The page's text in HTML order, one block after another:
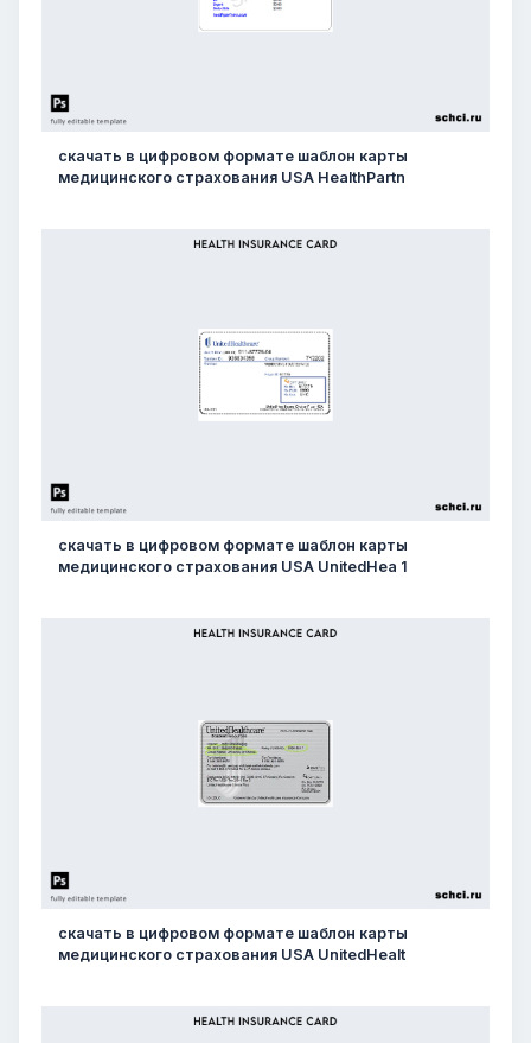
скачать в цифровом формате шаблон карты
медицинского страхования USA HealthPartn
скачать в цифровом формате шаблон карты
медицинского страхования USA UnitedHea 1
скачать в цифровом формате шаблон карты
медицинского страхования USA UnitedHealt